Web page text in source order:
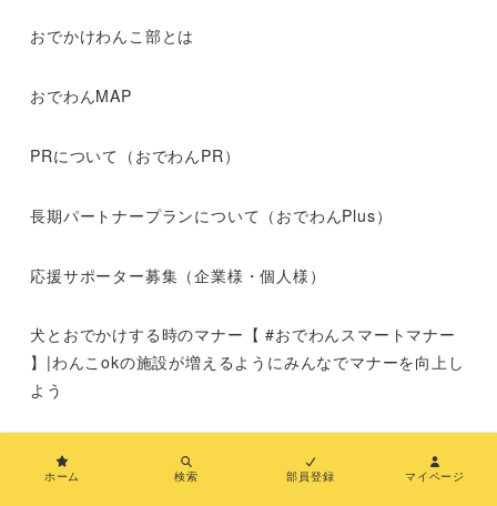
おでかけわんこ部とは
おでわんMAP
PRについて（おでわんPR）
長期パートナープランについて（おでわんPlus）
応援サポーター募集（企業様・個人様）
犬とおでかけする時のマナー【 #おでわんスマートマナー
】|わんこokの施設が増えるようにみんなでマナーを向上し
よう
運営者情報
ホーム 検索 部員登録 マイページ